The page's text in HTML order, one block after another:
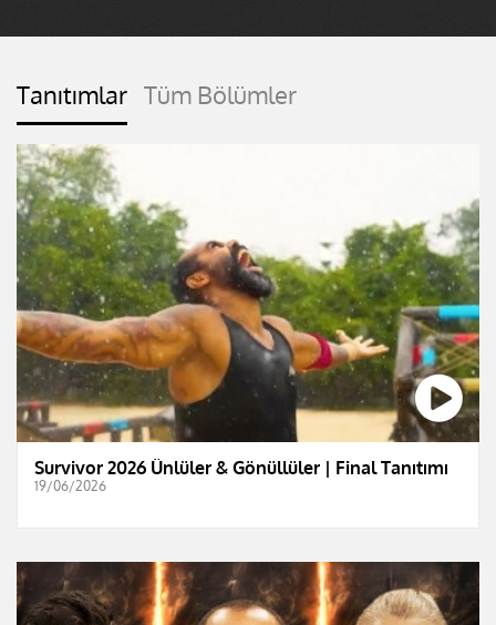
Tanıtımlar Tüm Bölümler
Survivor 2026 Ünlüler & Gönüllüler | Final Tanıtımı
19/06/2026